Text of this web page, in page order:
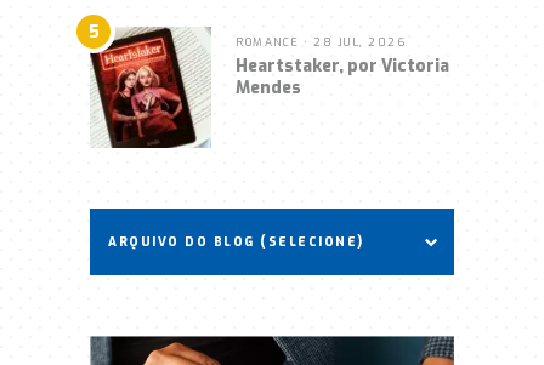
5 ROMANCE • 28 JUL, 2026
Heartstaker, por Victoria
Mendes
ARQUIVO DO BLOG (SELECIONE)